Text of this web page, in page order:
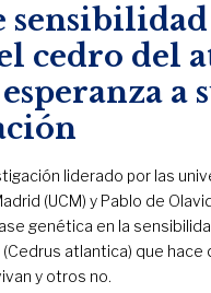
cedro del
a
liderado por las
(UCM) y Pablo de
genética en la
atlantica) que hace
y otros no.